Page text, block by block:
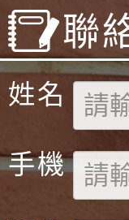
聯
姓名
手機